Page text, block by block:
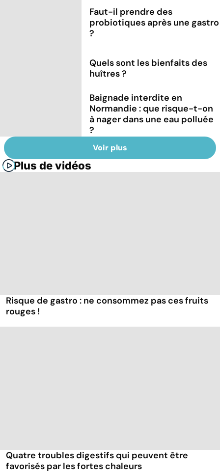
Faut-il prendre des
probiotiques après une gastro
?
Quels sont les bienfaits des
huîtres ?
Baignade interdite en
Normandie : que risque-t-on
à nager dans une eau polluée
?
Voir plus
Plus de vidéos
Risque de gastro : ne consommez pas ces fruits
rouges !
Quatre troubles digestifs qui peuvent être
favorisés par les fortes chaleurs